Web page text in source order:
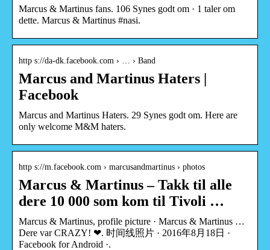
Marcus & Martinus fans. 106 Synes godt om · 1 taler om
dette. Marcus & Martinus #nasi.
http s://da-dk.facebook.com › … › Band
Marcus and Martinus Haters |
Facebook
Marcus and Martinus Haters. 29 Synes godt om. Here are
only welcome M&M haters.
http s://m.facebook.com › marcusandmartinus › photos
Marcus & Martinus – Takk til alle
dere 10 000 som kom til Tivoli …
Marcus & Martinus, profile picture · Marcus & Martinus …
Dere var CRAZY! ❤. 时间线照片 · 2016年8月18日 ·
Facebook for Android ·.